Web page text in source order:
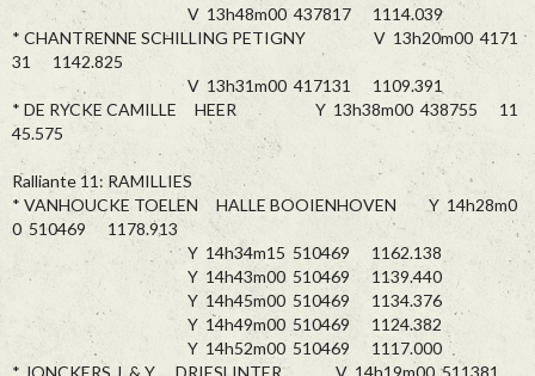
V 13h48m00 437817 1114.039
* CHANTRENNE SCHILLING PETIGNY V 13h20m00 4171
31 1142.825
V 13h31m00 417131 1109.391
* DE RYCKE CAMILLE HEER Y 13h38m00 438755 11
45.575
Ralliante 11: RAMILLIES
* VANHOUCKE TOELEN HALLE BOOIENHOVEN Y 14h28m0
0 510469 1178.913
Y 14h34m15 510469 1162.138
Y 14h43m00 510469 1139.440
Y 14h45m00 510469 1134.376
Y 14h49m00 510469 1124.382
Y 14h52m00 510469 1117.000